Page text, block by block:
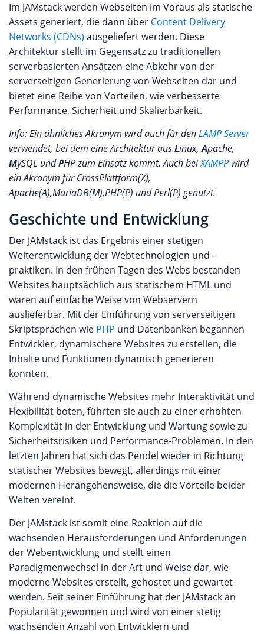
Im JAMstack werden Webseiten im Voraus als statische
Assets generiert, die dann über Content Delivery
Networks (CDNs) ausgeliefert werden. Diese
Architektur stellt im Gegensatz zu traditionellen
serverbasierten Ansätzen eine Abkehr von der
serverseitigen Generierung von Webseiten dar und
bietet eine Reihe von Vorteilen, wie verbesserte
Performance, Sicherheit und Skalierbarkeit.
Info: Ein ähnliches Akronym wird auch für denLAMP Server
verwendet, bei dem eine Architektur ausLinux,Apache,
MySQL undPHP zum Einsatz kommt. Auch beiXAMPP wird
ein Akronym für CrossPlattform(X),
Apache(A),MariaDB(M),PHP(P) und Perl(P) genutzt.
Geschichte und Entwicklung
Der JAMstack ist das Ergebnis einer stetigen
Weiterentwicklung der Webtechnologien und -
praktiken. In den frühen Tagen des Webs bestanden
Websites hauptsächlich aus statischem HTML und
waren auf einfache Weise von Webservern
auslieferbar. Mit der Einführung von serverseitigen
Skriptsprachen wie PHP und Datenbanken begannen
Entwickler, dynamischere Websites zu erstellen, die
Inhalte und Funktionen dynamisch generieren
konnten.
Während dynamische Websites mehr Interaktivität und
Flexibilität boten, führten sie auch zu einer erhöhten
Komplexität in der Entwicklung und Wartung sowie zu
Sicherheitsrisiken und Performance-Problemen. In den
letzten Jahren hat sich das Pendel wieder in Richtung
statischer Websites bewegt, allerdings mit einer
modernen Herangehensweise, die die Vorteile beider
Welten vereint.
Der JAMstack ist somit eine Reaktion auf die
wachsenden Herausforderungen und Anforderungen
der Webentwicklung und stellt einen
Paradigmenwechsel in der Art und Weise dar, wie
moderne Websites erstellt, gehostet und gewartet
werden. Seit seiner Einführung hat der JAMstack an
Popularität gewonnen und wird von einer stetig
wachsenden Anzahl von Entwicklern und